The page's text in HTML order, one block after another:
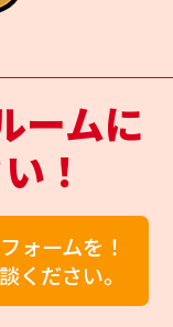
ームに
！
ォームを！
ください。